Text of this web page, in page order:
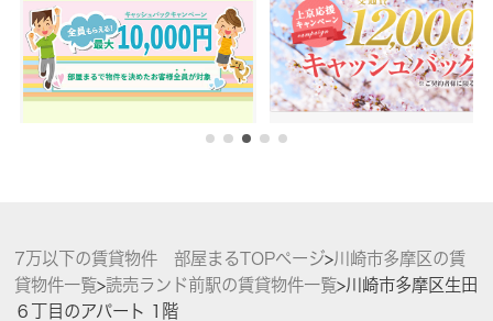
7万以下の賃貸物件 部屋まるTOPページ>川崎市多摩区の賃
貸物件一覧>読売ランド前駅の賃貸物件一覧>川崎市多摩区生田
６丁目のアパート 1階